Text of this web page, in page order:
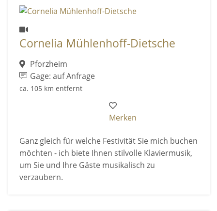
Cornelia Mühlenhoff-Dietsche
Pforzheim
Gage: auf Anfrage
ca. 105 km entfernt
Merken
Ganz gleich für welche Festivität Sie mich buchen
möchten - ich biete Ihnen stilvolle Klaviermusik,
um Sie und Ihre Gäste musikalisch zu
verzaubern.